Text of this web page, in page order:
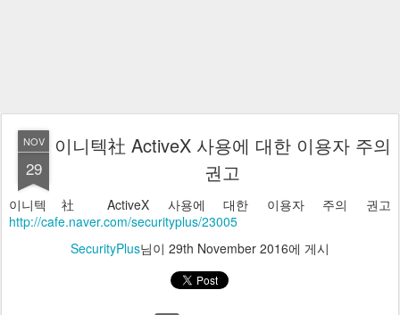
NOV
29
이니텍社 ActiveX 사용에 대한 이용자 주의
권고
이니텍社 ActiveX 사용에 대한 이용자 주의 권고
http://cafe.naver.com/securityplus/23005
SecurityPlus님이 29th November 2016에 게시